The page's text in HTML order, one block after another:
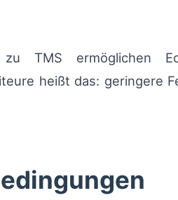
TMS ermöglichen
heißt das: geringere